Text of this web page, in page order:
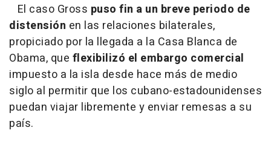
El caso Gross puso fin a un breve periodo de
distensión en las relaciones bilaterales,
propiciado por la llegada a la Casa Blanca de
Obama, que flexibilizó el embargo comercial
impuesto a la isla desde hace más de medio
siglo al permitir que los cubano-estadounidenses
puedan viajar libremente y enviar remesas a su
país.